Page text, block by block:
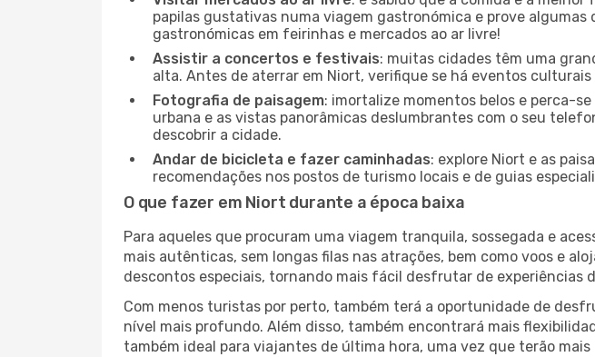
papilas gustativas numa viagem gastronómica e prove
gastronómicas em feirinhas e mercados ao ar livre!
Assistir a concertos e festivais: muitas cidades têm uma
alta. Antes de aterrar em Niort, verifique se há eventos
Fotografia de paisagem: imortalize momentos belos e perca-
urbana e as vistas panorâmicas deslumbrantes com o seu
descobrir a cidade.
Andar de bicicleta e fazer caminhadas: explore Niort e as
recomendações nos postos de turismo locais e de guias
O que fazer em Niort durante a época baixa
Para aqueles que procuram uma viagem tranquila, sossegada e
mais autênticas, sem longas filas nas atrações, bem como voos e
descontos especiais, tornando mais fácil desfrutar de experiências
Com menos turistas por perto, também terá a oportunidade de
nível mais profundo. Além disso, também encontrará mais
também ideal para viajantes de última hora, uma vez que terão